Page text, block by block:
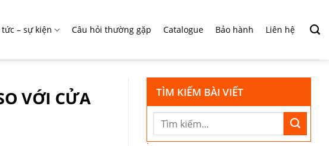
– sự kiện Câu hỏi thường gặp Catalogue Bảo hành Liên hệ
VỚI CỬA
TÌM KIẾM BÀI VIẾT